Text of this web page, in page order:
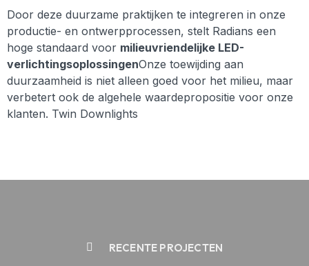
Door deze duurzame praktijken te integreren in onze
productie- en ontwerpprocessen, stelt Radians een
hoge standaard voor milieuvriendelijke LED-
verlichtingsoplossingenOnze toewijding aan
duurzaamheid is niet alleen goed voor het milieu, maar
verbetert ook de algehele waardepropositie voor onze
klanten. Twin Downlights
RECENTE PROJECTEN